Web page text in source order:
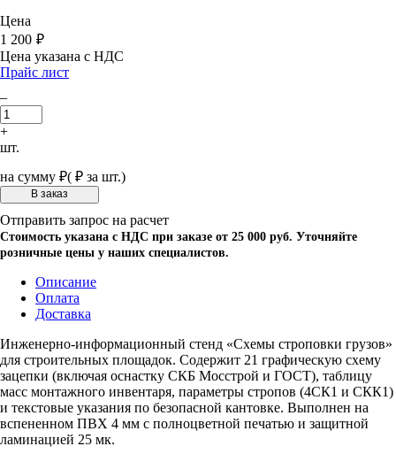
Цена
1 200 ₽
Цена указана с НДС
Прайс лист
–
+
шт.
на сумму ₽( ₽ за шт.)
Отправить запрос на расчет
Стоимость указана с НДС при заказе от 25 000 руб. Уточняйте
розничные цены у наших специалистов.
Описание
Оплата
Доставка
Инженерно-информационный стенд «Схемы строповки грузов»
для строительных площадок. Содержит 21 графическую схему
зацепки (включая оснастку СКБ Мосстрой и ГОСТ), таблицу
масс монтажного инвентаря, параметры стропов (4СК1 и СКК1)
и текстовые указания по безопасной кантовке. Выполнен на
вспененном ПВХ 4 мм с полноцветной печатью и защитной
ламинацией 25 мк.